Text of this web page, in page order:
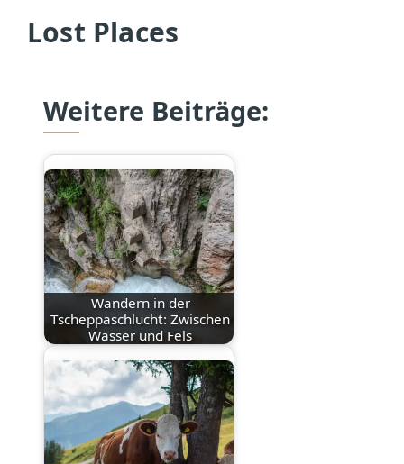
Lost Places
Weitere Beiträge:
Wandern in der
Tscheppaschlucht: Zwischen
Wasser und Fels